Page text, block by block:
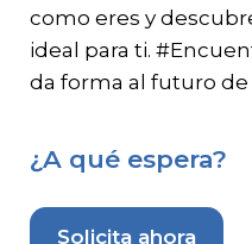
como eres y
ideal para ti.
da forma al futuro
¿A qué espera?
Solicita ahora